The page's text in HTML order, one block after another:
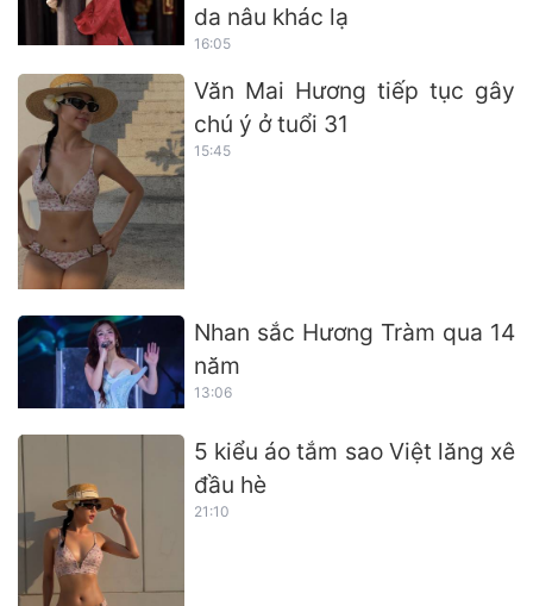
da nâu khác lạ
16:05
Văn Mai Hương tiếp tục gây
chú ý ở tuổi 31
15:45
Nhan sắc Hương Tràm qua 14
năm
13:06
5 kiểu áo tắm sao Việt lăng xê
đầu hè
21:10